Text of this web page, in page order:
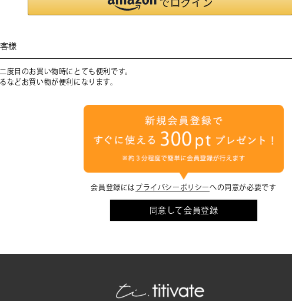
様
度目のお買い物時にとても便利です。
などお買い物が便利になります。
会員登録には プライバシーポリシーへの同意が必要です
同意して会員登録